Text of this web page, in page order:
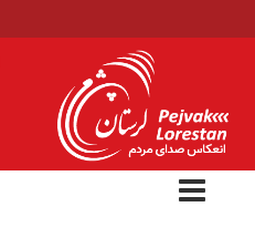
بالا
خانه
ارتباط